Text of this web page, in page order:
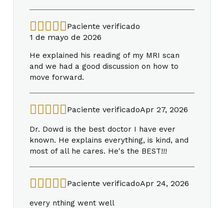
Paciente verificado
1 de mayo de 2026
He explained his reading of my MRI scan
and we had a good discussion on how to
move forward.
Paciente verificadoApr 27, 2026
Dr. Dowd is the best doctor I have ever
known. He explains everything, is kind, and
most of all he cares. He's the BEST!!!
Paciente verificadoApr 24, 2026
every nthing went well